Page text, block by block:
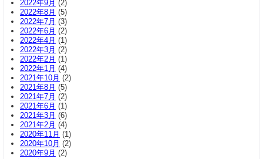
2022年9月 (2)
2022年8月 (5)
2022年7月 (3)
2022年6月 (2)
2022年4月 (1)
2022年3月 (2)
2022年2月 (1)
2022年1月 (4)
2021年10月 (2)
2021年8月 (5)
2021年7月 (2)
2021年6月 (1)
2021年3月 (6)
2021年2月 (4)
2020年11月 (1)
2020年10月 (2)
2020年9月 (2)